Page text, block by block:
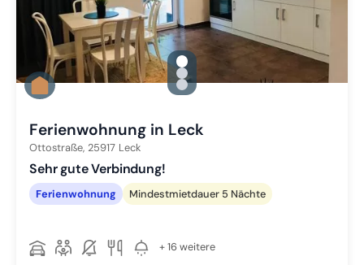
gallery.slide_selector
Zu Slide 1 wechseln
Zu Slide 2 wechseln
Zu Slide 3 wechseln
Ferienwohnung in Leck
Ottostraße, 25917 Leck
Sehr gute Verbindung!
Ferienwohnung Mindestmietdauer 5 Nächte
+ 16 weitere